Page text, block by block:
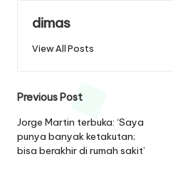
dimas
View All Posts
Post
navigation
Previous Post
Jorge Martin terbuka: ‘Saya
punya banyak ketakutan;
bisa berakhir di rumah sakit’